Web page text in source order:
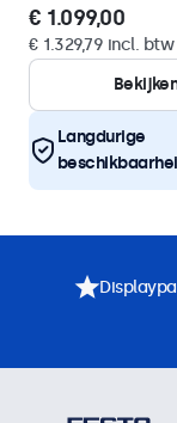
€ 1.099,00
€ 1.329,79 incl. btw
Langdurige